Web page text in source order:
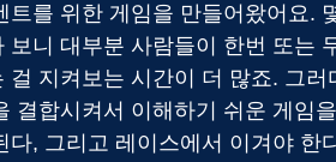
트를 위한 게임을 만들어왔어요.
보니 대부분 사람들이 한번 또는
걸 지켜보는 시간이 더 많죠. 그
결합시켜서 이해하기 쉬운 게임
다, 그리고 레이스에서 이겨야